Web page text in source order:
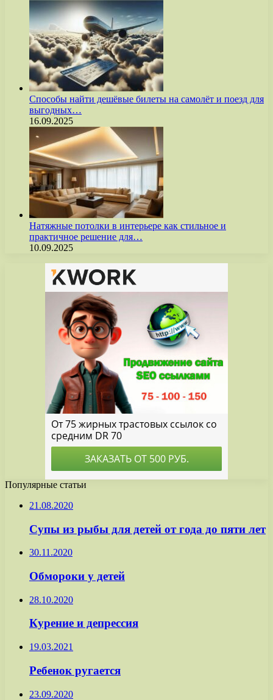
Способы найти дешёвые билеты на самолёт и поезд для
выгодных…
16.09.2025
Натяжные потолки в интерьере как стильное и
практичное решение для…
10.09.2025
Популярные статьи
21.08.2020
Супы из рыбы для детей от года до пяти лет
30.11.2020
Обмороки у детей
28.10.2020
Курение и депрессия
19.03.2021
Ребенок ругается
23.09.2020